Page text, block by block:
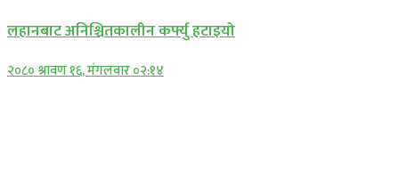
लहानबाट अनिश्चितकालीन कर्फ्यु हटाइयो
२०८० श्रावण १६, मंगलवार ०२:१४